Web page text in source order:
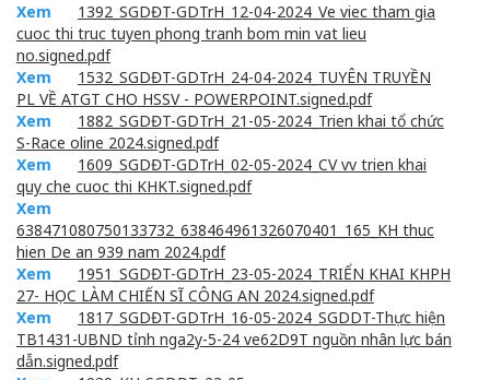
Xem
1392_SGDĐT-GDTrH_12-04-2024_Ve viec tham gia
cuoc thi truc tuyen phong tranh bom min vat lieu
no.signed.pdf
Xem
1532_SGDĐT-GDTrH_24-04-2024_TUYÊN TRUYỀN
PL VỀ ATGT CHO HSSV - POWERPOINT.signed.pdf
Xem
1882_SGDĐT-GDTrH_21-05-2024_Trien khai tổ chức
S-Race oline 2024.signed.pdf
Xem
1609_SGDĐT-GDTrH_02-05-2024_CV vv trien khai
quy che cuoc thi KHKT.signed.pdf
Xem
638471080750133732_638464961326070401_165_KH thuc
hien De an 939 nam 2024.pdf
Xem
1951_SGDĐT-GDTrH_23-05-2024_TRIỂN KHAI KHPH
27- HỌC LÀM CHIẾN SĨ CÔNG AN 2024.signed.pdf
Xem
1817_SGDĐT-GDTrH_16-05-2024_SGDDT-Thực hiện
TB1431-UBND tỉnh nga2y-5-24 ve62D9T nguồn nhân lực bán
dẫn.signed.pdf